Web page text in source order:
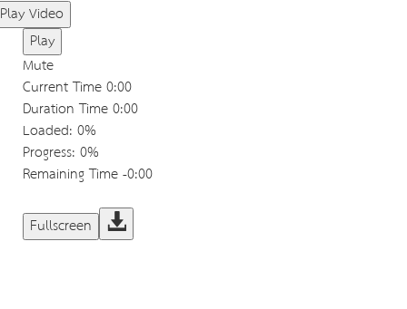
Play Video
Play
Mute
Current Time0:00
Duration Time0:00
Loaded: 0%
Progress: 0%
Remaining Time-0:00
Fullscreen